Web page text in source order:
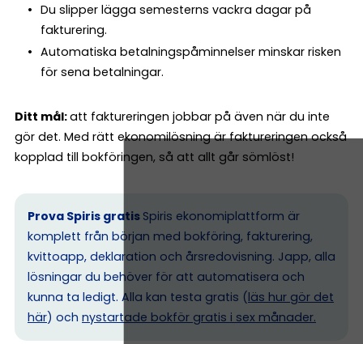
Du slipper lägga semesterns vackra dagar på
fakturering.
Automatiska betalningspåminnelser minskar risken
för sena betalningar.
Ditt mål:att faktureringen jobbar på även när du inte
gör det. Med rätt ekonomilösning är faktureringen också
kopplad till bokföringen, så att allt går sömlöst!
Prova Spiris gratis Spiris ekonomiplattform är
komplett från början med bokföring, fakturering,
kvittoapp, deklaration och årsredovisning. Japp, alla
lösningar du behöver för att automatisera och
kunna ta ledigt. Alla kan testa gratis (läs hur gör det
här) och nystartade bokför gratis i sex månader.